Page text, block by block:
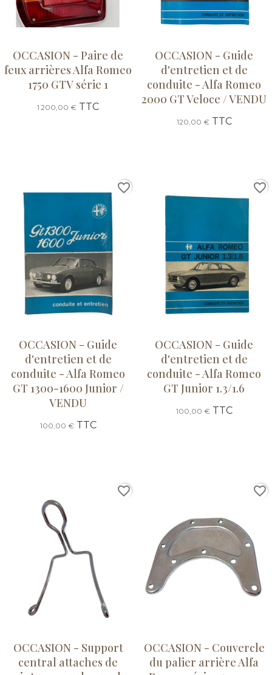
OCCASION - Paire de
feux arrières Alfa Romeo
1750 GTV série 1
1 200,00 € TTC
OCCASION - Guide
d'entretien et de
conduite - Alfa Romeo
2000 GT Veloce / VENDU
120,00 €TTC
OCCASION - Guide
d'entretien et de
conduite - Alfa Romeo
GT 1300-1600 Junior /
VENDU
100,00 €TTC
favorite_border
OCCASION - Guide
d'entretien et de
conduite - Alfa Romeo
GT Junior 1.3/1.6
100,00 €TTC
favorite_border
OCCASION - Support
central attaches de
favorite_border
OCCASION - Couvercle
du palier arrière Alfa
favorite_border